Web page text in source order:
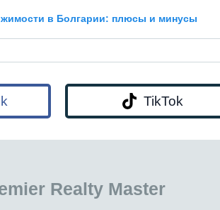
в Болгарии: плюсы и минусы
TikTok
Realty Master